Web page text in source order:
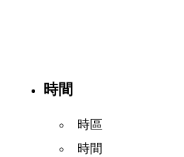
時間
時區
時間